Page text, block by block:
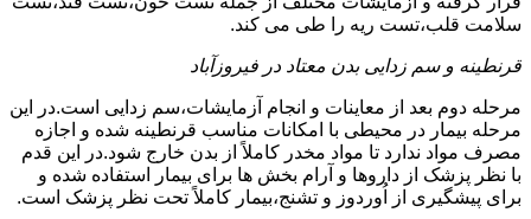
سلامت قلب،تست ریه را طی می کند.
قرنطینه و سم زدایی بدن معتاد در فیروزآباد
مرحله دوم بعد از معاینات و انجام آزمایشات،سم زدایی است.در این
مرحله بیمار در محیطی با امکانات مناسب قرنطینه شده و اجازه
مصرف مواد ندارد تا مواد مخدر کاملاً از بدن خارج شود.در این قدم
با نظر پزشک از داروها و آرام بخش ها برای بیمار استفاده شده و
برای پیشگیری از اُوردوز و تشنج،بیمار کاملاً تحت نظر پزشک است.